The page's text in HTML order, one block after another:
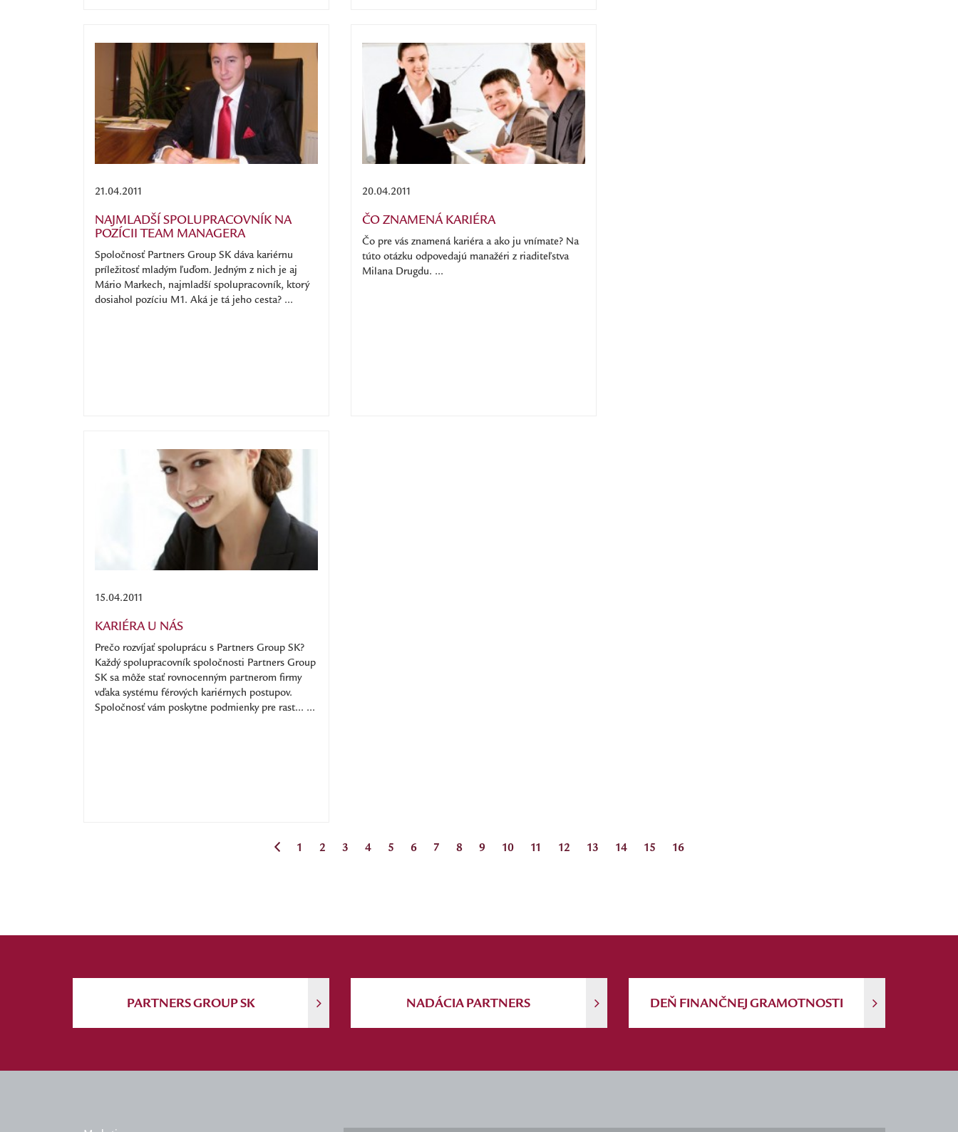
21.04.2011
NAJMLADŠÍ SPOLUPRACOVNÍK NA
POZÍCII TEAM MANAGERA
Spoločnosť Partners Group SK dáva kariérnu
príležitosť mladým ľuďom. Jedným z nich je aj
Mário Markech, najmladší spolupracovník, ktorý
dosiahol pozíciu M1. Aká je tá jeho cesta? ...
20.04.2011
ČO ZNAMENÁ KARIÉRA
Čo pre vás znamená kariéra a ako ju vnímate? Na
túto otázku odpovedajú manažéri z riaditeľstva
Milana Drugdu. ...
15.04.2011
KARIÉRA U NÁS
Prečo rozvíjať spoluprácu s Partners Group SK?
Každý spolupracovník spoločnosti Partners Group
SK sa môže stať rovnocenným partnerom firmy
vďaka systému férových kariérnych postupov.
Spoločnosť vám poskytne podmienky pre rast... ...
1 2 3 4 5 6 7 8 9 10 11 12 13 14 15 16
PARTNERS GROUP SK NADÁCIA PARTNERS DEŇ FINANČNEJ GRAMOTNOSTI